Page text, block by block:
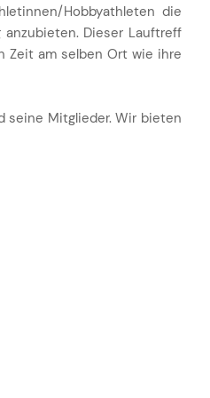
Hobbyathleten die
Dieser Lauftreff
Zeit am selben Ort wie ihre
seine Mitglieder. Wir bieten